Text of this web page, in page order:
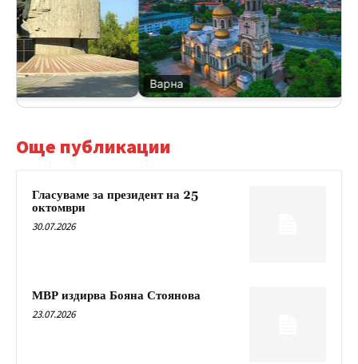
Варна
Още публикации
Гласуваме за президент на 25
октомври
30.07.2026
МВР издирва Бояна Стоянова
23.07.2026